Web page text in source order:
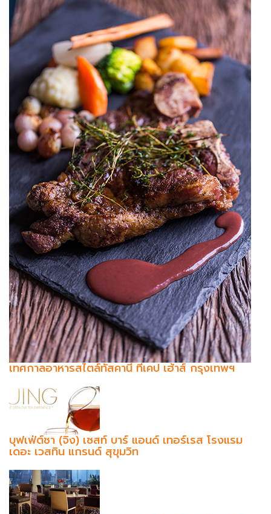
เทศกาลอาหารสไตล์ทัสคานี ทีเคป เฮ้าส์ กรุงเทพฯ
บุฟเฟ่ต์ชา (จิง) เซสท์ บาร์ แอนด์ เทอร์เรส โรงแรม
เดอะ เวสทิน แกรนด์ สุขุมวิท